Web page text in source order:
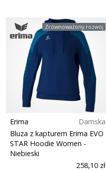
Zrównoważony rozwój
Erima
Damska
Bluza z kapturem Erima EVO
STAR Hoodie Women -
Niebieski
258,10 zł